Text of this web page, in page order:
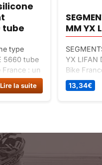
tube
type
5660 tube
France : un
detachees
moteur.
Lire la suite
MM YX
YX LIFAN
Bike
pièces
spécial
13,34€